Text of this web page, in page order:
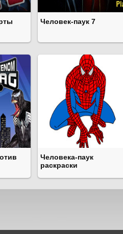
Человек-паук 7
Человека-паук
раскраски